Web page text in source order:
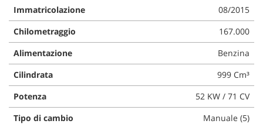
Immatricolazione
08/2015
Chilometraggio
167.000
Alimentazione
Benzina
Cilindrata
999 Cm³
Potenza
52 KW / 71 CV
Tipo di cambio
Manuale (5)